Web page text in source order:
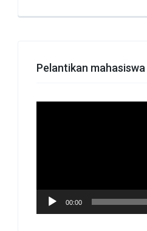
Pelantikan
00:00